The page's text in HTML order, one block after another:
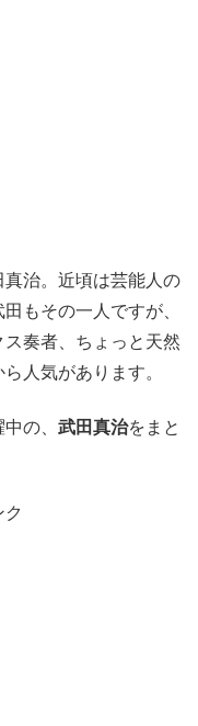
真治。近頃は芸能人の
もその一人ですが、
奏者、ちょっと天然
人気があります。
の、 武田真治をまと